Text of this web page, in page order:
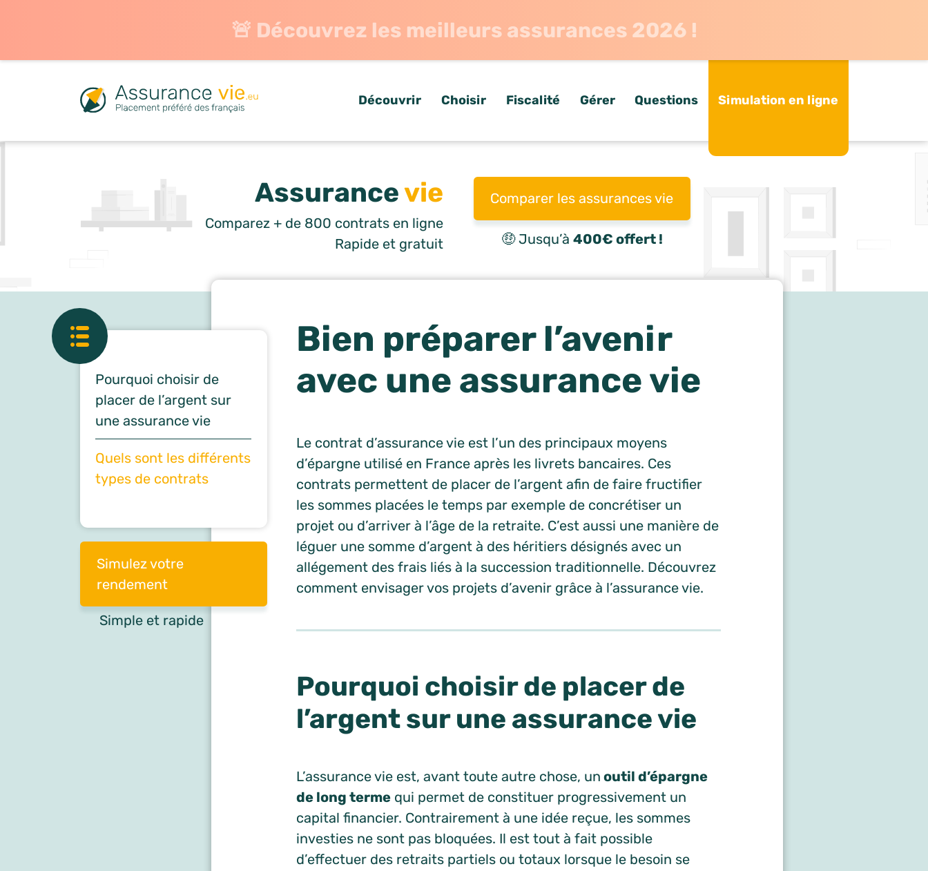
🚨 Découvrez les meilleurs assurances 2026 !
Découvrir Choisir Fiscalité Gérer Questions Simulation en ligne
Assurancevie
Comparez + de 800 contrats en ligne
Rapide et gratuit
Comparer les assurances vie
🤑 Jusqu’à 400€ offert !
Pourquoi choisir de
placer de l’argent sur
une assurance vie
Quels sont les différents
types de contrats
Simulez votre
rendement
Simple et rapide
Bien préparer l’avenir
avec une assurance vie
Le contrat d’assurance vie est l’un des principaux moyens
d’épargne utilisé en France après les livrets bancaires. Ces
contrats permettent de placer de l’argent afin de faire fructifier
les sommes placées le temps par exemple de concrétiser un
projet ou d’arriver à l’âge de la retraite. C’est aussi une manière de
léguer une somme d’argent à des héritiers désignés avec un
allégement des frais liés à la succession traditionnelle. Découvrez
comment envisager vos projets d’avenir grâce à l’assurance vie.
Pourquoi choisir de placer de
l’argent sur une assurance vie
L’assurance vie est, avant toute autre chose, un outil d’épargne
de long terme qui permet de constituer progressivement un
capital financier. Contrairement à une idée reçue, les sommes
investies ne sont pas bloquées. Il est tout à fait possible
d’effectuer des retraits partiels ou totaux lorsque le besoin se